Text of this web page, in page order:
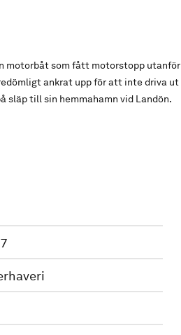
motorbåt som fått motorstopp utanför
ankrat upp för att inte driva ut
släp till sin hemmahamn vid Landön.